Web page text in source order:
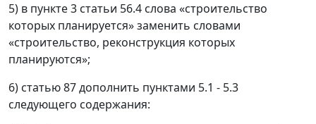
5) в пункте 3 статьи 56.4 слова «строительство
которых планируется» заменить словами
«строительство, реконструкция которых
планируются»;
6) статью 87 дополнить пунктами 5.1 - 5.3
следующего содержания: